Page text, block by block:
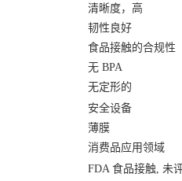
清晰度，高
韧性良好
食品接触的合规性
无 BPA
无定形的
安全设备
薄膜
消费品应用领域
FDA 食品接触, 未